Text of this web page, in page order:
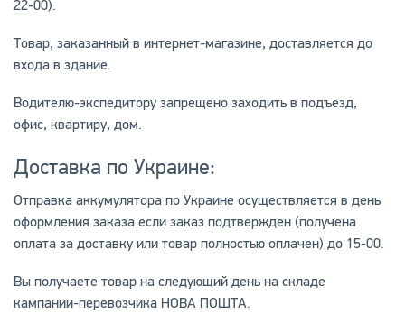
КОНТАКТЫ
22-00).
Товар, заказанный в интернет-магазине, доставляется до
входа в здание.
Водителю-экспедитору запрещено заходить в подъезд,
офис, квартиру, дом.
Доставка по Украине:
Отправка аккумулятора по Украине осуществляется в день
оформления заказа если заказ подтвержден (получена
оплата за доставку или товар полностью оплачен) до 15-00.
Вы получаете товар на следующий день на складе
кампании-перевозчика НОВА ПОШТА.